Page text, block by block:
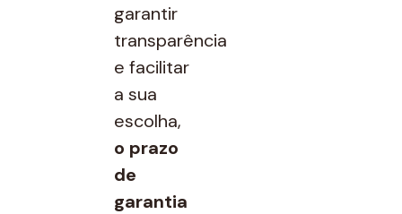
garantir
transparência
e facilitar
a sua
escolha,
o prazo
de
garantia